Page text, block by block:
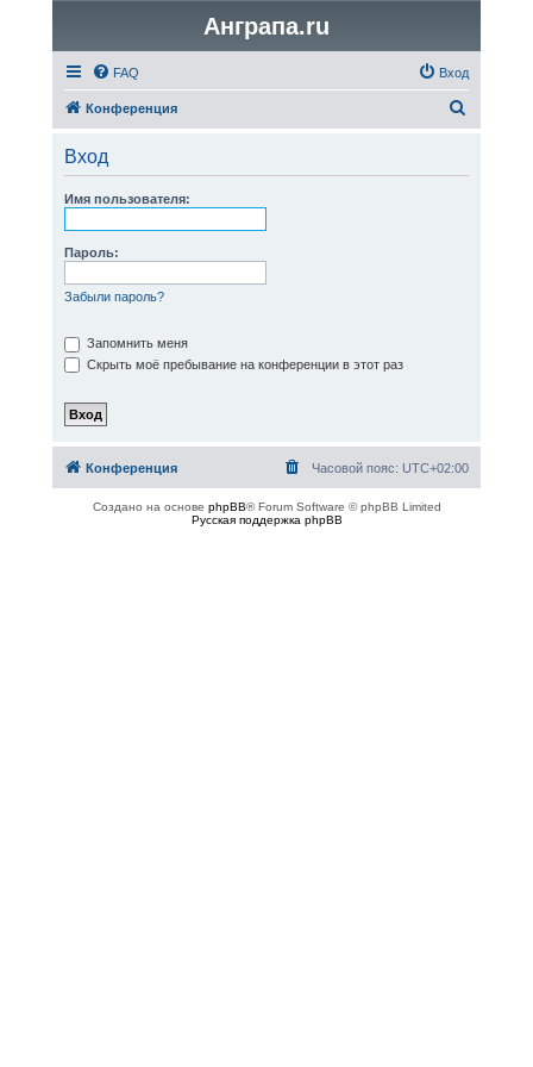
Анграпа.ru
FAQ Вход
Конференция
Вход
Имя пользователя:
Пароль:
Забыли пароль?
Запомнить меня
Скрыть моё пребывание на конференции в этот раз
Конференция Часовой пояс: UTC+02:00
Создано на основе phpBB® Forum Software © phpBB Limited
Русская поддержка phpBB